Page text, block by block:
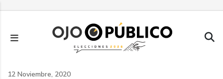
principal
12 Noviembre, 2020